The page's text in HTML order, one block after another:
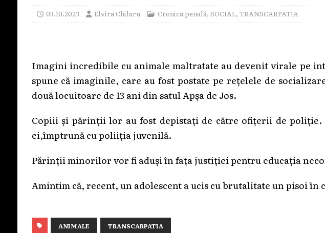
03.10.2023 Elvira Chilaru Cronica penală, SOCIAL, TRANSCARPATIA
Imagini incredibile cu animale maltratate au devenit virale pe
spune că imaginile, care au fost postate pe rețelele de
două locuitoare de 13 ani din satul Apșa de Jos.
Copiii și părinții lor au fost depistați de către ofițerii de
ei,împtrună cu poliiția juvenilă.
Părinții minorilor vor fi aduși în fața justiției pentru educația
Amintim că, recent, un adolescent a ucis cu brutalitate un pisoi în
ANIMALE TRANSCARPATIA